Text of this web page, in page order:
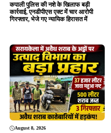
कपाली पुलिस की नशे के खिलाफ बड़ी
कार्रवाई, एनडीपीएस एक्ट में चार आरोपी
गिरफ्तार, भेजे गए न्यायिक हिरासत में
August 8, 2026